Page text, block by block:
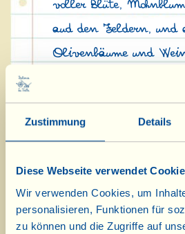
Zustimmung Details
Diese Webseite verwendet
Wir verwenden Cookies, um
personalisieren, Funktionen für
zu können und die Zugriffe auf
voller Blüte,
aud den Feldern, und
Olivenbäume und
Gerade sind in der
neuen Jahrgänge
eingetroffen. Darunter
viallinische Klassiker
der elegante Metodo